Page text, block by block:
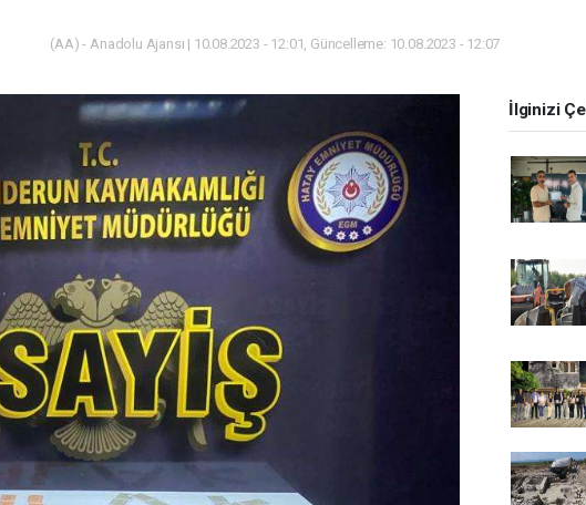
(AA) - Anadolu Ajansı | 10.08.2023 - 12:01, Güncelleme: 10.08.2023 - 12:07
İlginizi